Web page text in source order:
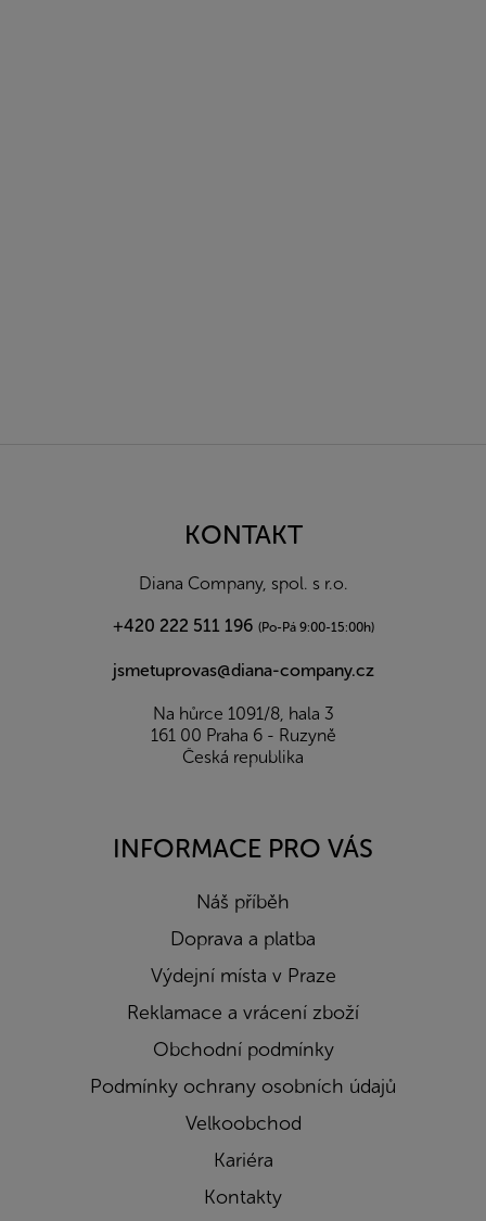
KONTAKT
Diana Company, spol. s r.o.
+420 222 511 196 (Po-Pá 9:00-15:00h)
jsmetuprovas@diana-company.cz
Na hůrce 1091/8, hala 3
161 00 Praha 6 - Ruzyně
Česká republika
INFORMACE PRO VÁS
Náš příběh
Doprava a platba
Výdejní místa v Praze
Reklamace a vrácení zboží
Obchodní podmínky
Podmínky ochrany osobních údajů
Velkoobchod
Kariéra
Kontakty